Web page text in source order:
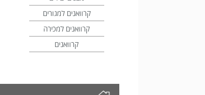
קרוואנים למגורים
קרוואנים למכירה
קרוואנים